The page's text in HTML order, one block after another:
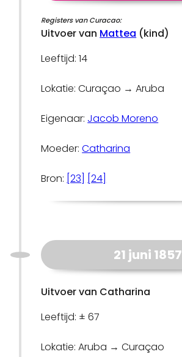
Registers van Curacao:
Uitvoer van Mattea (kind)
Leeftijd: 14
Lokatie: Curaçao → Aruba
Eigenaar: Jacob Moreno
Moeder:Catharina
Bron: [23] [24]
21 juni 1857
Uitvoer van Catharina
Leeftijd: ± 67
Lokatie: Aruba → Curaçao